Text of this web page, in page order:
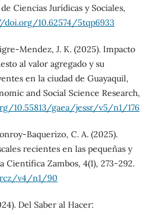
Ciencias Jurídicas y Sociales,
10.62574/5tqp6933
Mendez, J. K. (2025). Impacto
al valor agregado y su
en la ciudad de Guayaquil,
and Social Science Research,
10.55813/gaea/jessr/v5/n1/176
Baquerizo, C. A. (2025).
recientes en las pequeñas y
Científica Zambos, 4(1), 273-292.
v4/n1/90
Del Saber al Hacer: